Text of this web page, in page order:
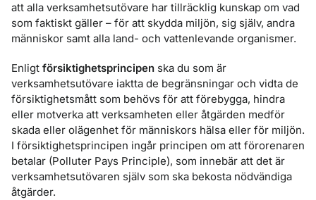
att alla verksamhetsutövare har tillräcklig kunskap om vad
som faktiskt gäller – för att skydda miljön, sig själv, andra
människor samt alla land- och vattenlevande organismer.
Enligt försiktighetsprincipen ska du som är
verksamhetsutövare iaktta de begränsningar och vidta de
försiktighetsmått som behövs för att förebygga, hindra
eller motverka att verksamheten eller åtgärden medför
skada eller olägenhet för människors hälsa eller för miljön.
I försiktighetsprincipen ingår principen om att förorenaren
betalar (Polluter Pays Principle), som innebär att det är
verksamhetsutövaren själv som ska bekosta nödvändiga
åtgärder.